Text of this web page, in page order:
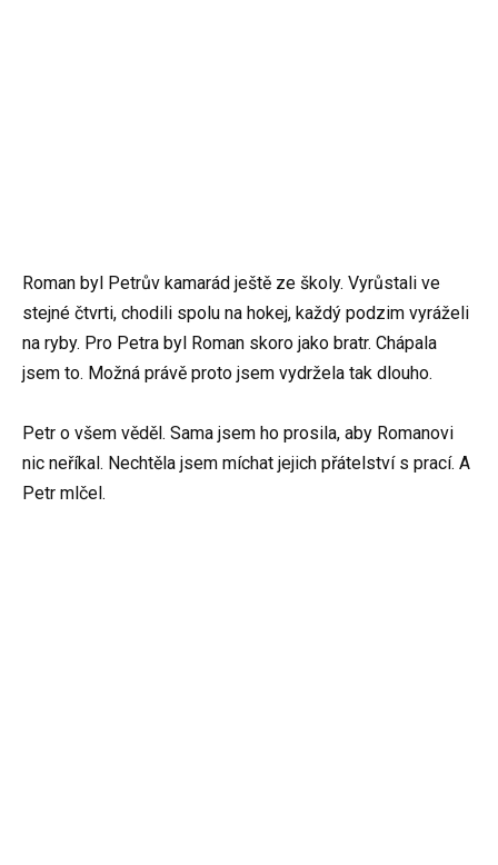
Roman byl Petrův kamarád ještě ze školy. Vyrůstali ve
stejné čtvrti, chodili spolu na hokej, každý podzim vyráželi
na ryby. Pro Petra byl Roman skoro jako bratr. Chápala
jsem to. Možná právě proto jsem vydržela tak dlouho.
Petr o všem věděl. Sama jsem ho prosila, aby Romanovi
nic neříkal. Nechtěla jsem míchat jejich přátelství s prací. A
Petr mlčel.